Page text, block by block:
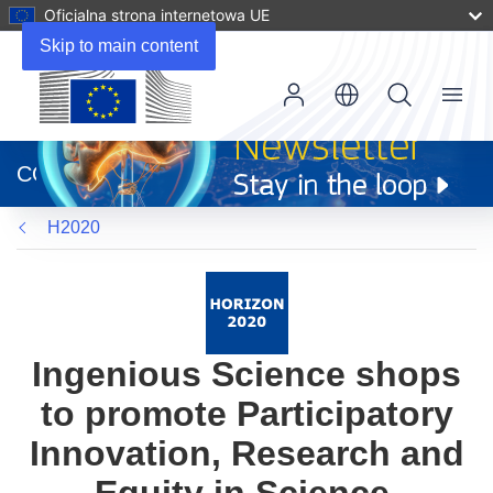
Skip to main content
Oficjalna strona internetowa UE
otworzy
się
w
nowym
oknie)
CORDIS
Menu
H2020
Ingenious Science shops
to promote Participatory
Innovation, Research and